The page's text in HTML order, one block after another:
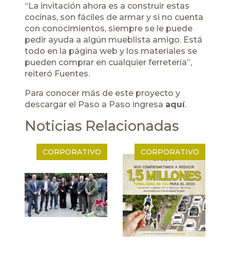
“La invitación ahora es a construir estas
cocinas, son fáciles de armar y si no cuenta
con conocimientos, siempre se le puede
pedir ayuda a algún mueblista amigo. Está
todo en la página web y los materiales se
pueden comprar en cualquier ferretería”,
reiteró Fuentes.
Para conocer más de este proyecto y
descargar el Paso a Paso ingresa aquí.
Noticias Relacionadas
CORPORATIVO CORPORATIVO